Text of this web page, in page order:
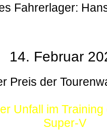
Fahrerlager:
14. Februar
Preis der
Unfall im
Super-V